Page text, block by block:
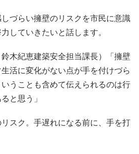
づらい擁壁のリスクを市民に意識
していきたいと話します。
木紀恵建築安全担当課長）「擁壁
活に変化がない点が手を付けづら
うことも含めて伝えられるのは行
と思う」
スク。手遅れになる前に、手を打